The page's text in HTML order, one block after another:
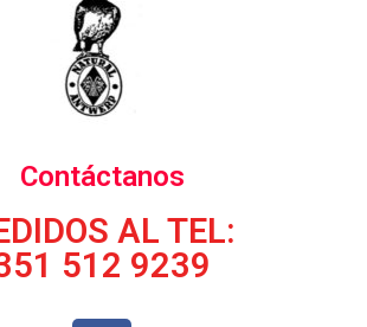
Contáctanos
AL TEL:
512 9239